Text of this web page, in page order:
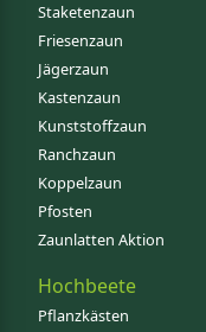
Staketenzaun
Friesenzaun
Jägerzaun
Kastenzaun
Kunststoffzaun
Ranchzaun
Koppelzaun
Pfosten
Zaunlatten Aktion
Hochbeete
Pflanzkästen